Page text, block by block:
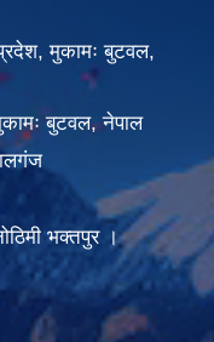
मुकामः बुटवल,
बुटवल, नेपाल
भक्तपुर ।